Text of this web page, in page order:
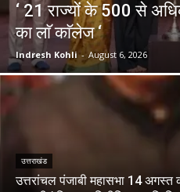
‘ 21 राज्यों के 500 से
का लाॅ काॅलेज ‘
Indresh Kohli - August 6, 2026
उत्तराखंड
उत्तरांचल पंजाबी महासभा 14 अगस्त